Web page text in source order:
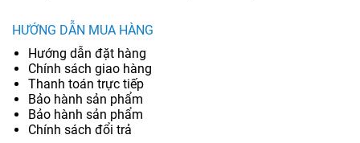
HƯỚNG DẪN MUA HÀNG
Hướng dẫn đặt hàng
Chính sách giao hàng
Thanh toán trực tiếp
Bảo hành sản phẩm
Bảo hành sản phẩm
Chính sách đổi trả